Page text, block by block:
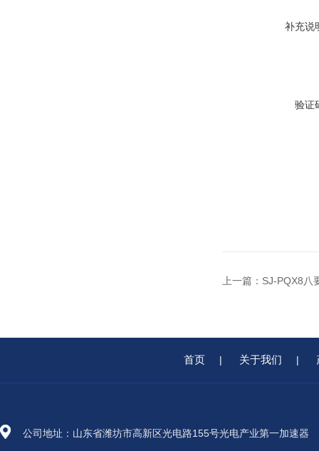
补充说
验证
上一篇： SJ-PQX8八
首页 | 关于我们 |
公司地址：山东省潍坊市高新区光电路155号光电产业第一加速器